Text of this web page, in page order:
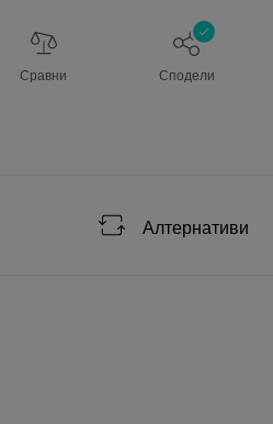
Сравни Сподели
Алтернативи